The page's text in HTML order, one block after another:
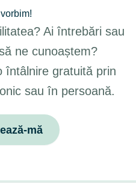
Ai întrebări sau
ne cunoaștem?
întâlnire gratuită prin
sau în persoană.
mă